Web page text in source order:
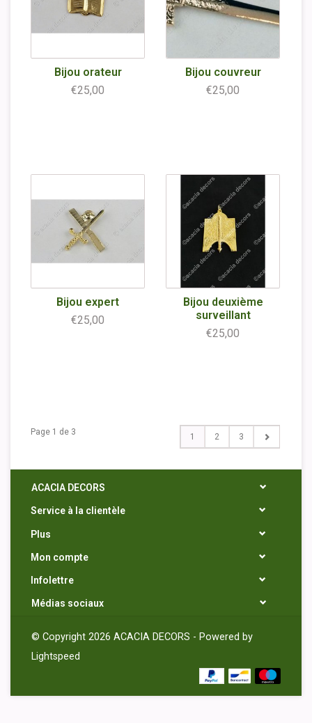
Bijou orateur
€25,00
Bijou couvreur
€25,00
Bijou expert
€25,00
Bijou deuxième
surveillant
€25,00
Page 1 de 3 1 2 3
ACACIA DECORS
Service à la clientèle
Plus
Mon compte
Infolettre
Médias sociaux
© Copyright 2026 ACACIA DECORS - Powered by
Lightspeed